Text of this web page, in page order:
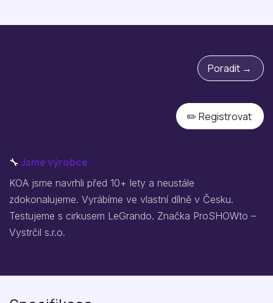
Poradit →
✏️ Registrovat
🔧 Jsme výrobce
KOA jsme navrhli před 10+ lety a neustále
zdokonalujeme. Vyrábíme ve vlastní dílně v Česku.
Testujeme s cirkusem LeGrando. Značka ProSHOWto –
Vystrčil s.r.o.